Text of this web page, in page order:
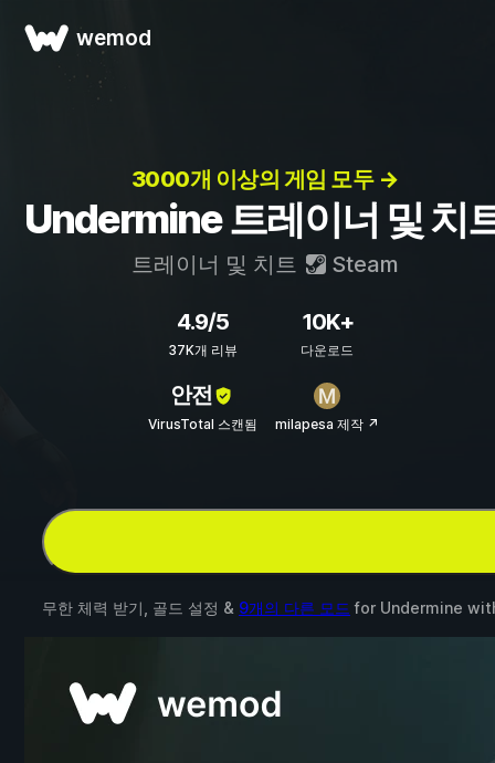
wemod
3000개 이상의 게임 모두 →
Undermine 트레이너 및 치
트레이너 및 치트 Steam
4.9/5
37K개 리뷰
10K+
다운로드
안전
VirusTotal 스캔됨 milapesa 제작 ↗
무한 체력 받기, 골드 설정 & 9개의 다른 모드 for Undermine